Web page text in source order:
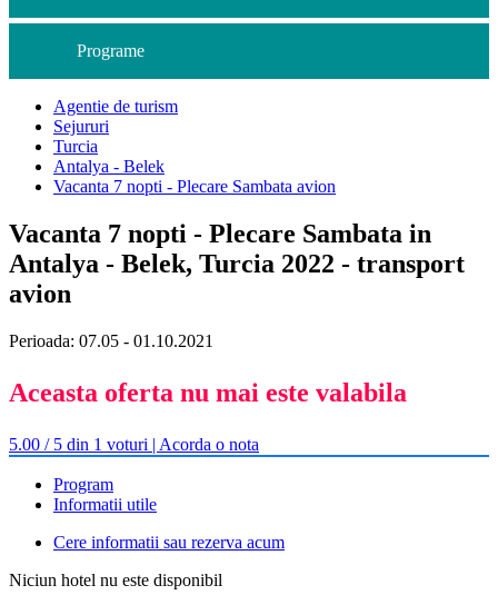
Programe
Agentie de turism
Sejururi
Turcia
Antalya - Belek
Vacanta 7 nopti - Plecare Sambata avion
Vacanta 7 nopti - Plecare Sambata in
Antalya - Belek, Turcia 2022 - transport
avion
Perioada: 07.05 - 01.10.2021
Aceasta oferta nu mai este valabila
5.00 / 5 din 1 voturi | Acorda o nota
Program
Informatii utile
Cere informatii sau rezerva acum
Niciun hotel nu este disponibil